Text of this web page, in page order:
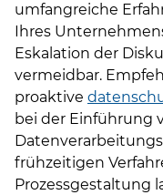
umfangreiche
Ihres
Eskalation der
vermeidbar.
proaktive
bei der Einführung
frühzeitigen
Prozessgestaltung